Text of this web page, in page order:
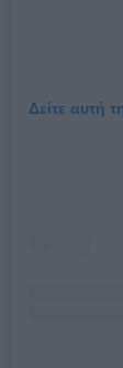
Δείτε αυτή